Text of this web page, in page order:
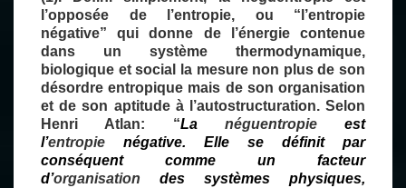
l’opposée de l’entropie, ou “l’entropie
négative” qui donne de l’énergie contenue
dans un système thermodynamique,
biologique et social la mesure non plus de son
désordre entropique mais de son organisation
et de son aptitude à l’autostructuration. Selon
Henri Atlan: “Lanéguentropie est
l’entropie négative. Elle se définit par
conséquent comme un facteur
d’organisation des systèmes physiques,